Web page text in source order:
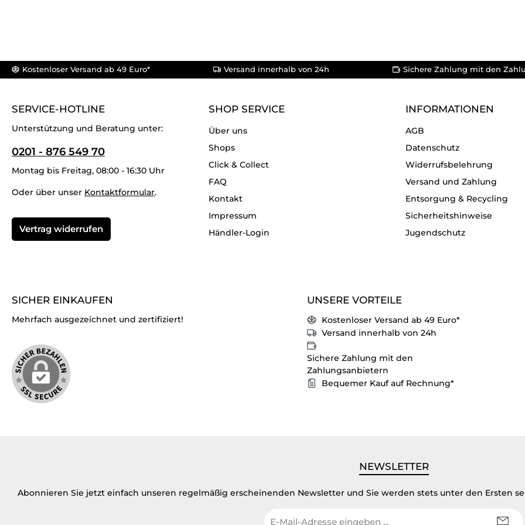
Kostenloser Versand ab 49 Euro* Versand innerhalb von 24h Sichere Zahlung mit den
SERVICE-HOTLINE
Unterstützung und Beratung unter:
0201 - 876 549 70
Montag bis Freitag, 08:00 - 16:30 Uhr
Oder über unser Kontaktformular.
Vertrag widerrufen
SHOP SERVICE
Über uns
Shops
Click & Collect
FAQ
Kontakt
Impressum
Händler-Login
INFORMATIONEN
AGB
Datenschutz
Widerrufsbelehrung
Versand und Zahlung
Entsorgung & Recycling
Sicherheitshinweise
Jugendschutz
SICHER EINKAUFEN
Mehrfach ausgezeichnet und zertifiziert!
UNSERE VORTEILE
Kostenloser Versand ab 49 Euro*
Versand innerhalb von 24h
Sichere Zahlung mit den
Zahlungsanbietern
Bequemer Kauf auf Rechnung*
NEWSLETTER
Abonnieren Sie jetzt einfach unseren regelmäßig erscheinenden Newsletter und Sie werden stets unter den Ersten